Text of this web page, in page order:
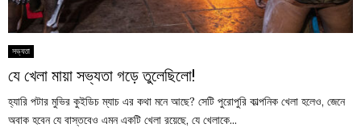
সভ্যতা
যে খেলা মায়া সভ্যতা গড়ে তুলেছিলো!
হ্যারি পটার মুভির কুইডিচ ম্যাচ এর কথা মনে আছে? সেটি পুরোপুরি কাল্পনিক খেলা হলেও, জেনে
অবাক হবেন যে বাস্তবেও এমন একটি খেলা রয়েছে, যে খেলাকে...